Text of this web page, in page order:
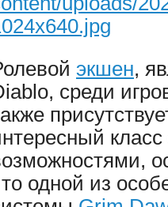
экшен,
среди
одной из